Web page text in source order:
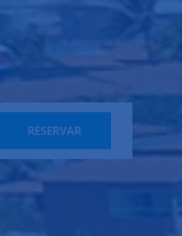
RESERVAR